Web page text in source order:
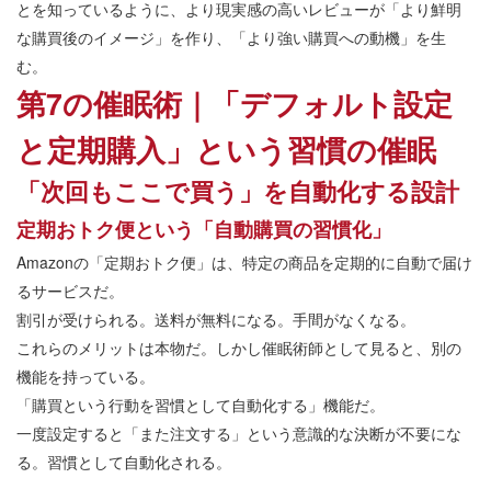
とを知っているように、より現実感の高いレビューが「より鮮明
な購買後のイメージ」を作り、「より強い購買への動機」を生
む。
第7の催眠術｜「デフォルト設定
と定期購入」という習慣の催眠
「次回もここで買う」を自動化する設計
定期おトク便という「自動購買の習慣化」
Amazonの「定期おトク便」は、特定の商品を定期的に自動で届け
るサービスだ。
割引が受けられる。送料が無料になる。手間がなくなる。
これらのメリットは本物だ。しかし催眠術師として見ると、別の
機能を持っている。
「購買という行動を習慣として自動化する」機能だ。
一度設定すると「また注文する」という意識的な決断が不要にな
る。習慣として自動化される。